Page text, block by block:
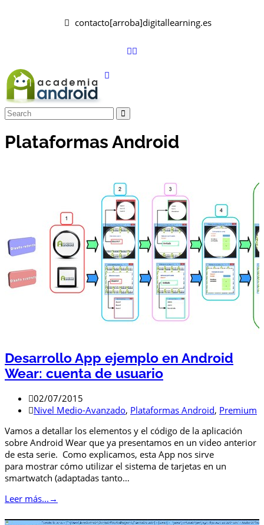
contacto[arroba]digitallearning.es
Plataformas Android
Desarrollo App ejemplo en Android
Wear: cuenta de usuario
02/07/2015
Nivel Medio-Avanzado, Plataformas Android, Premium
Vamos a detallar los elementos y el código de la aplicación
sobre Android Wear que ya presentamos en un video anterior
de esta serie. Como explicamos, esta App nos sirve
para mostrar cómo utilizar el sistema de tarjetas en un
smartwatch (adaptadas tanto…
Leer más... →